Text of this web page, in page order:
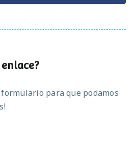
para que podamos